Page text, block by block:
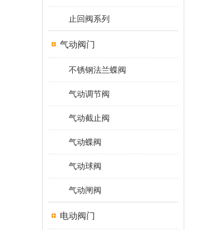
止回阀系列
气动阀门
不锈钢法兰蝶阀
气动调节阀
气动截止阀
气动蝶阀
气动球阀
气动闸阀
电动阀门